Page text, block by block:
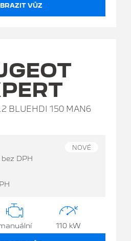
VŮZ
BLUEHDI 150 MAN6
bez DPH
NOVÉ
110 kW